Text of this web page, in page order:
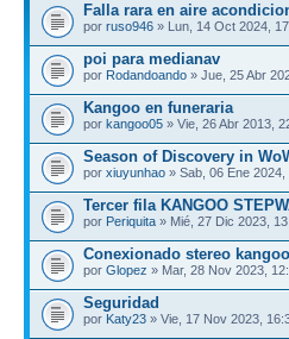
Falla rara en aire
por ruso946 » Lun, 14 Oct 2024,
poi para medianav
por Rodandoando » Jue, 25 Abr
Kangoo en funeraria
por kangoo05 » Vie, 26 Abr 2013,
Season of Discovery in
por xiuyunhao » Sab, 06 Ene 2024,
Tercer fila KANGOO
por Periquita » Mié, 27 Dic 2023,
Conexionado stereo
por Glopez » Mar, 28 Nov 2023,
Seguridad
por Katy23 » Vie, 17 Nov 2023,